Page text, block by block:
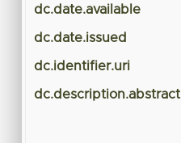
dc.date.available
dc.date.issued
dc.identifier.uri
dc.description.abstract